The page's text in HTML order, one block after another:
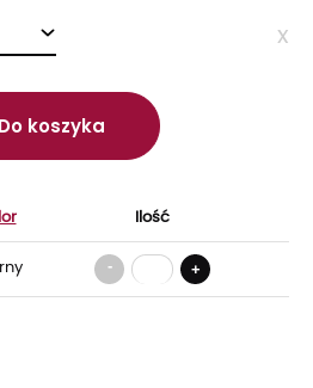
x
Do koszyka
Ilość
- +